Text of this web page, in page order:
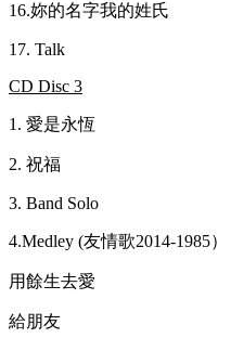
16.妳的名字我的姓氏
17. Talk
CD Disc 3
1. 愛是永恆
2. 祝福
3. Band Solo
4.Medley (友情歌2014-1985）
用餘生去愛
給朋友